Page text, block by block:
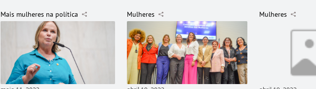
Mais mulheres na política Mulheres Mulheres